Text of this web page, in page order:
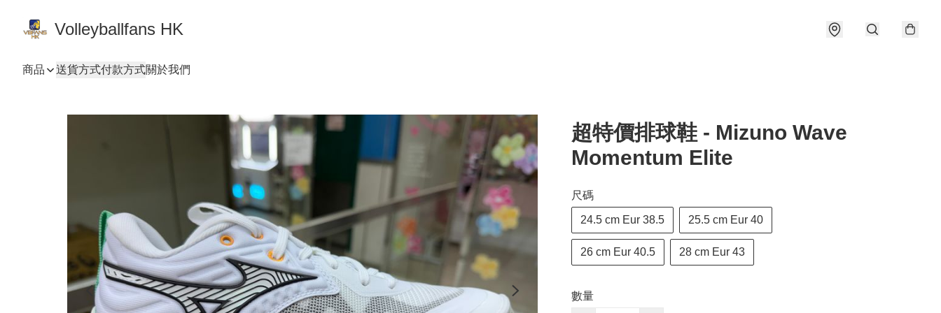
Volleyballfans HK
商品 送貨方式付款方式關於我們
超特價排球鞋 - Mizuno Wave
Momentum Elite
尺碼
24.5 cm Eur 38.5 25.5 cm Eur 40
26 cm Eur 40.5 28 cm Eur 43
數量